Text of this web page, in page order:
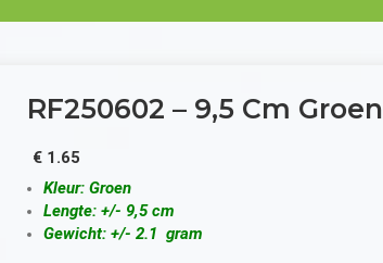
RF250602 – 9,5 Cm Groen
€1.65
Kleur: Groen
Lengte: +/- 9,5 cm
Gewicht: +/- 2.1 gram